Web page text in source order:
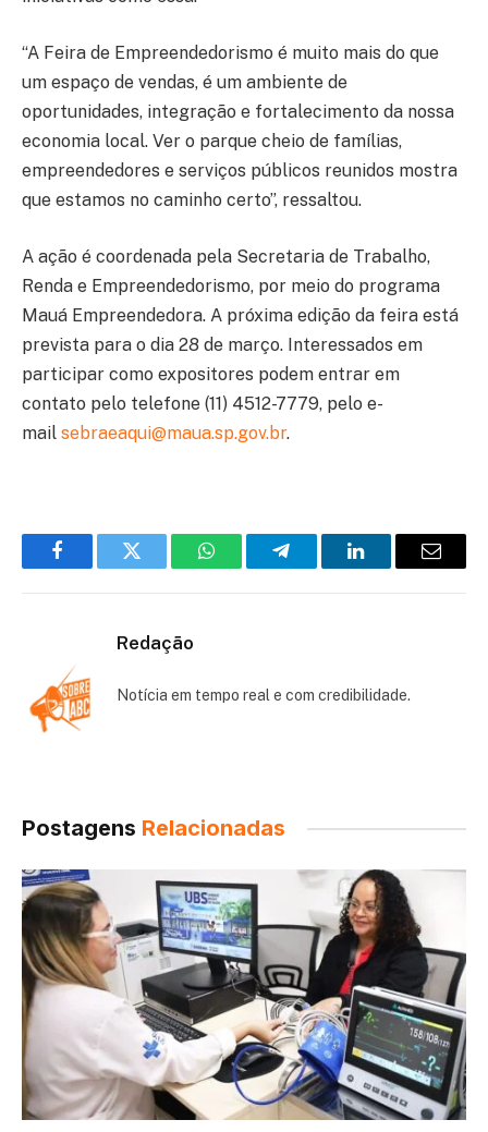
“A Feira de Empreendedorismo é muito mais do que
um espaço de vendas, é um ambiente de
oportunidades, integração e fortalecimento da nossa
economia local. Ver o parque cheio de famílias,
empreendedores e serviços públicos reunidos mostra
que estamos no caminho certo”, ressaltou.
A ação é coordenada pela Secretaria de Trabalho,
Renda e Empreendedorismo, por meio do programa
Mauá Empreendedora. A próxima edição da feira está
prevista para o dia 28 de março. Interessados em
participar como expositores podem entrar em
contato pelo telefone (11) 4512-7779, pelo e-
mail sebraeaqui@maua.sp.gov.br.
FacebookTwitter WhatsAppTelegramLinkedInEmail
Redação
Notícia em tempo real e com credibilidade.
Postagens Relacionadas